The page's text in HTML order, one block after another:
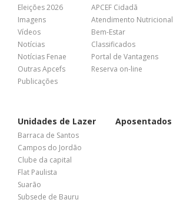
Eleições 2026
Imagens
Vídeos
Notícias
Notícias Fenae
Outras Apcefs
Publicações
APCEF Cidadã
Atendimento Nutricional
Bem-Estar
Classificados
Portal de Vantagens
Reserva on-line
Unidades de Lazer
Barraca de Santos
Campos do Jordão
Clube da capital
Flat Paulista
Suarão
Subsede de Bauru
Aposentados